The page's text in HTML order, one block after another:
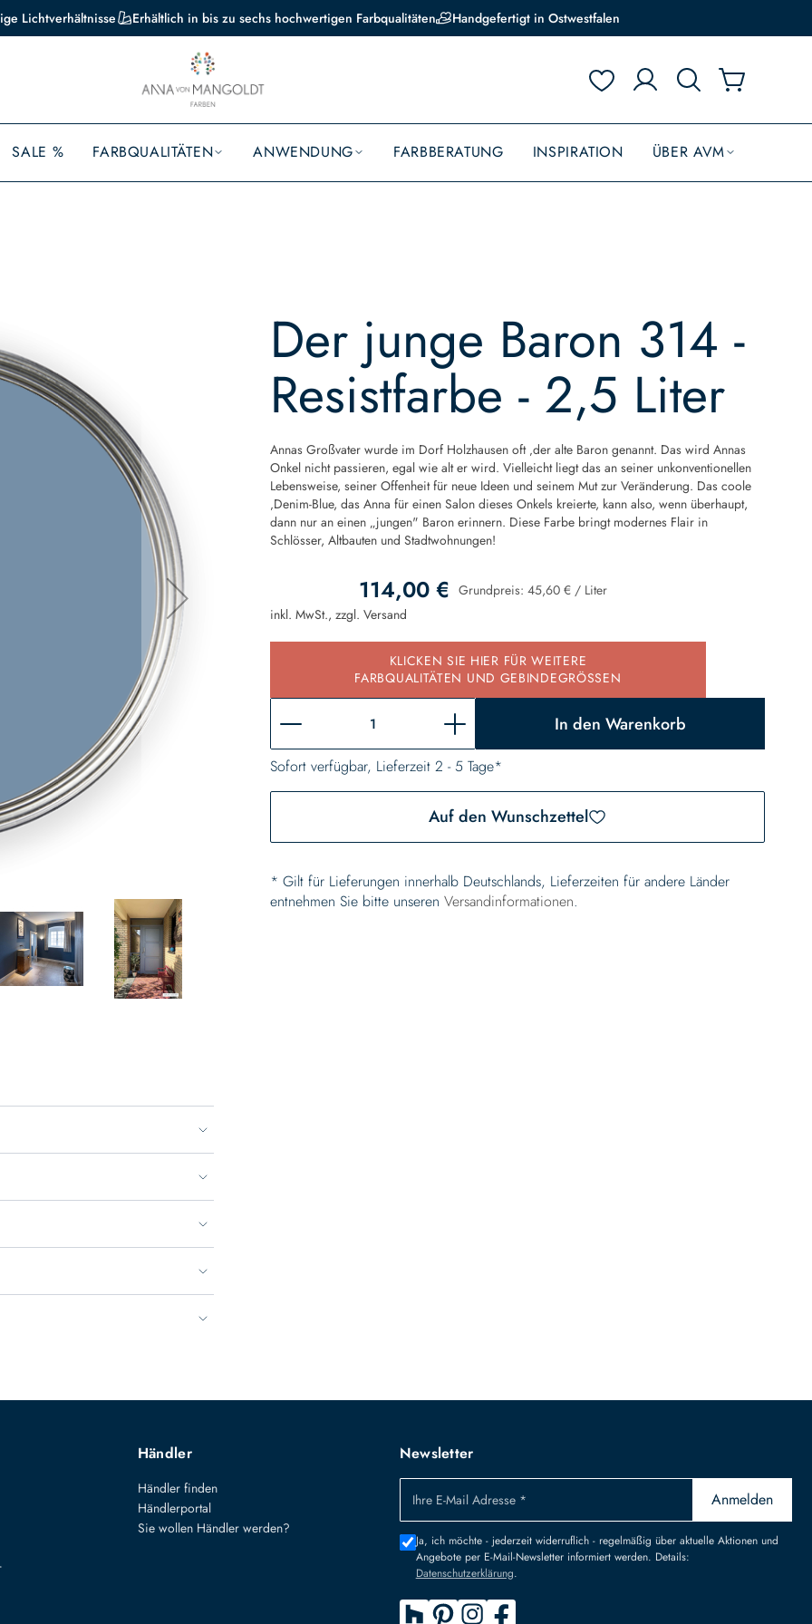
Lichtverhältnisse Erhältlich in bis zu sechs hochwertigen Farbqualitäten Handgefertigt in Ostwestfalen
SALE % FARBQUALITÄTEN ANWENDUNG FARBBERATUNG INSPIRATION ÜBER AVM
Der junge Baron 314 -
Resistfarbe - 2,5 Liter
Annas Großvater wurde im Dorf Holzhausen oft ‚der alte Baron genannt. Das wird Annas
Onkel nicht passieren, egal wie alt er wird. Vielleicht liegt das an seiner unkonventionellen
Lebensweise, seiner Offenheit für neue Ideen und seinem Mut zur Veränderung. Das coole
‚Denim-Blue, das Anna für einen Salon dieses Onkels kreierte, kann also, wenn überhaupt,
dann nur an einen „jungen" Baron erinnern. Diese Farbe bringt modernes Flair in
Schlösser, Altbauten und Stadtwohnungen!
114,00 € Grundpreis: 45,60 € / Liter
inkl. MwSt., zzgl.Versand
KLICKEN SIE HIER FÜR WEITERE
FARBQUALITÄTEN UND GEBINDEGRÖSSEN
In den Warenkorb
Sofort verfügbar, Lieferzeit 2 - 5 Tage*
Auf den Wunschzettel
* Gilt für Lieferungen innerhalb Deutschlands, Lieferzeiten für andere Länder
entnehmen Sie bitte unserenVersandinformationen.
Händler
Händler finden
Händlerportal
Sie wollen Händler werden?
Newsletter
Ihre E-Mail Adresse * Anmelden
Ja, ich möchte - jederzeit widerruflich - regelmäßig über aktuelle Aktionen und
Angebote per E-Mail-Newsletter informiert werden. Details:
Datenschutzerklärung.